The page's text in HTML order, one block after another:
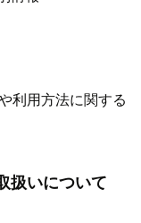
利用方法に関する
扱いについて